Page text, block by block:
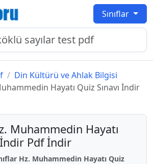
Sınıflar
Din Kültürü ve Ahlak Bilgisi
Hayatı Quiz Sınavı İndir
Muhammedin Hayatı
İndir Pdf İndir
Hz. Muhammedin Hayatı Quiz